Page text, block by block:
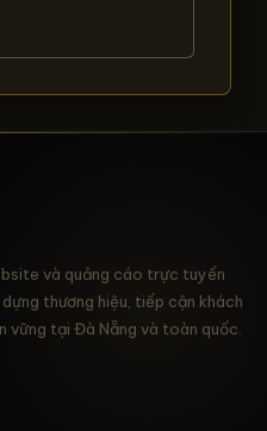
và quảng cáo trực tuyến
thương hiệu, tiếp cận khách
vững tại Đà Nẵng và toàn quốc.